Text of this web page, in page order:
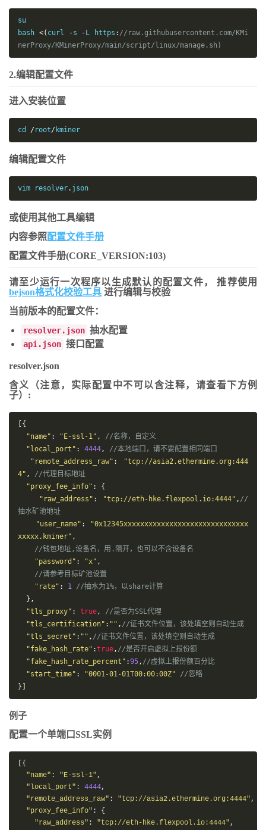
su
bash <( curl -s - L https : //raw.githubusercontent.com/KMi
nerProxy/KMinerProxy/main/script/linux/manage.sh)
2.编辑配置文件
进入安装位置
cd /root/kminer
编辑配置文件
vim resolver. json
或使用其他工具编辑
内容参照配置文件手册
配置文件手册(CORE_VERSION:103)
请至少运行一次程序以生成默认的配置文件， 推荐使用
bejson格式化校验工具 进行编辑与校验
当前版本的配置文件：
resolver.json 抽水配置
api.json 接口配置
resolver.json
含义（注意，实际配置中不可以含注释，请查看下方例
子）:
[{
"name" : "E-ssl-1" ,
//名称，自定义
"local_port" : 4444,
//本地端口，请不要配置相同端口
"remote_address_raw" :
"tcp://asia2.ethermine.org:444
4" ,
//代理目标地址
"proxy_fee_info" :
{
"raw_address" : "tcp://eth-hke.flexpool.io:4444" , //
抽水矿池地址
"user_name" :
"0x12345xxxxxxxxxxxxxxxxxxxxxxxxxxxxxx
xxxxx.kminer" ,
//钱包地址,设备名，用.隔开，也可以不含设备名
"password" : "x" ,
//请参考目标矿池设置
"rate" : 1 //抽水为1%，以share计算
},
"tls_proxy" : true,
//是否为SSL代理
"tls_certification" : "" , //证书文件位置，该处填空则自动生成
"tls_secret" : "" , //证书文件位置，该处填空则自动生成
"fake_hash_rate" :true, //是否开启虚拟上报份额
"fake_hash_rate_percent" :95, //虚拟上报份额百分比
"start_time" : "0001-01-01T00:00:00Z"
//忽略
}]
例子
配置一个单端口SSL实例
[{
"name" : "E-ssl-1" ,
"local_port" : 4444,
"remote_address_raw" : "tcp://asia2.ethermine.org:4444" ,
"proxy_fee_info" :
{
"raw_address" : "tcp://eth-hke.flexpool.io:4444" ,